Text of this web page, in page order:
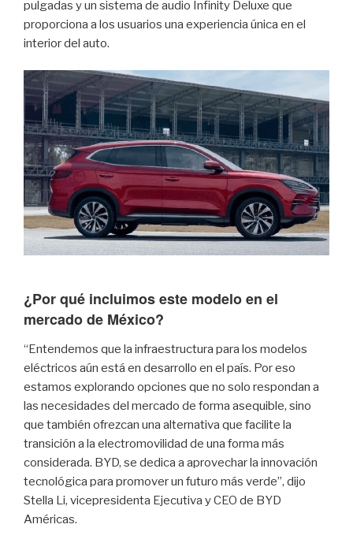
pulgadas y un sistema de audio Infinity Deluxe que
proporciona a los usuarios una experiencia única en el
interior del auto.
¿Por qué incluimos este modelo en el
mercado de México?
“Entendemos que la infraestructura para los modelos
eléctricos aún está en desarrollo en el país. Por eso
estamos explorando opciones que no solo respondan a
las necesidades del mercado de forma asequible, sino
que también ofrezcan una alternativa que facilite la
transición a la electromovilidad de una forma más
considerada. BYD, se dedica a aprovechar la innovación
tecnológica para promover un futuro más verde”, dijo
Stella Li, vicepresidenta Ejecutiva y CEO de BYD
Américas.